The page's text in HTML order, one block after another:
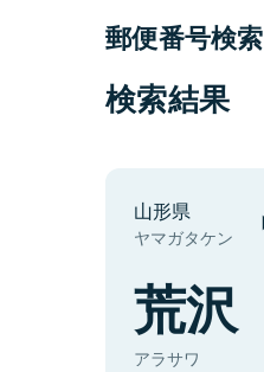
郵便番号検索
検索結果
山形県
ヤマガタケン
荒沢
アラサワ